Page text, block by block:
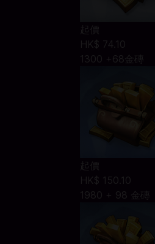
起價
HK$ 74.10
1300 +68金磚
起價
HK$ 150.10
1980 + 98 金磚